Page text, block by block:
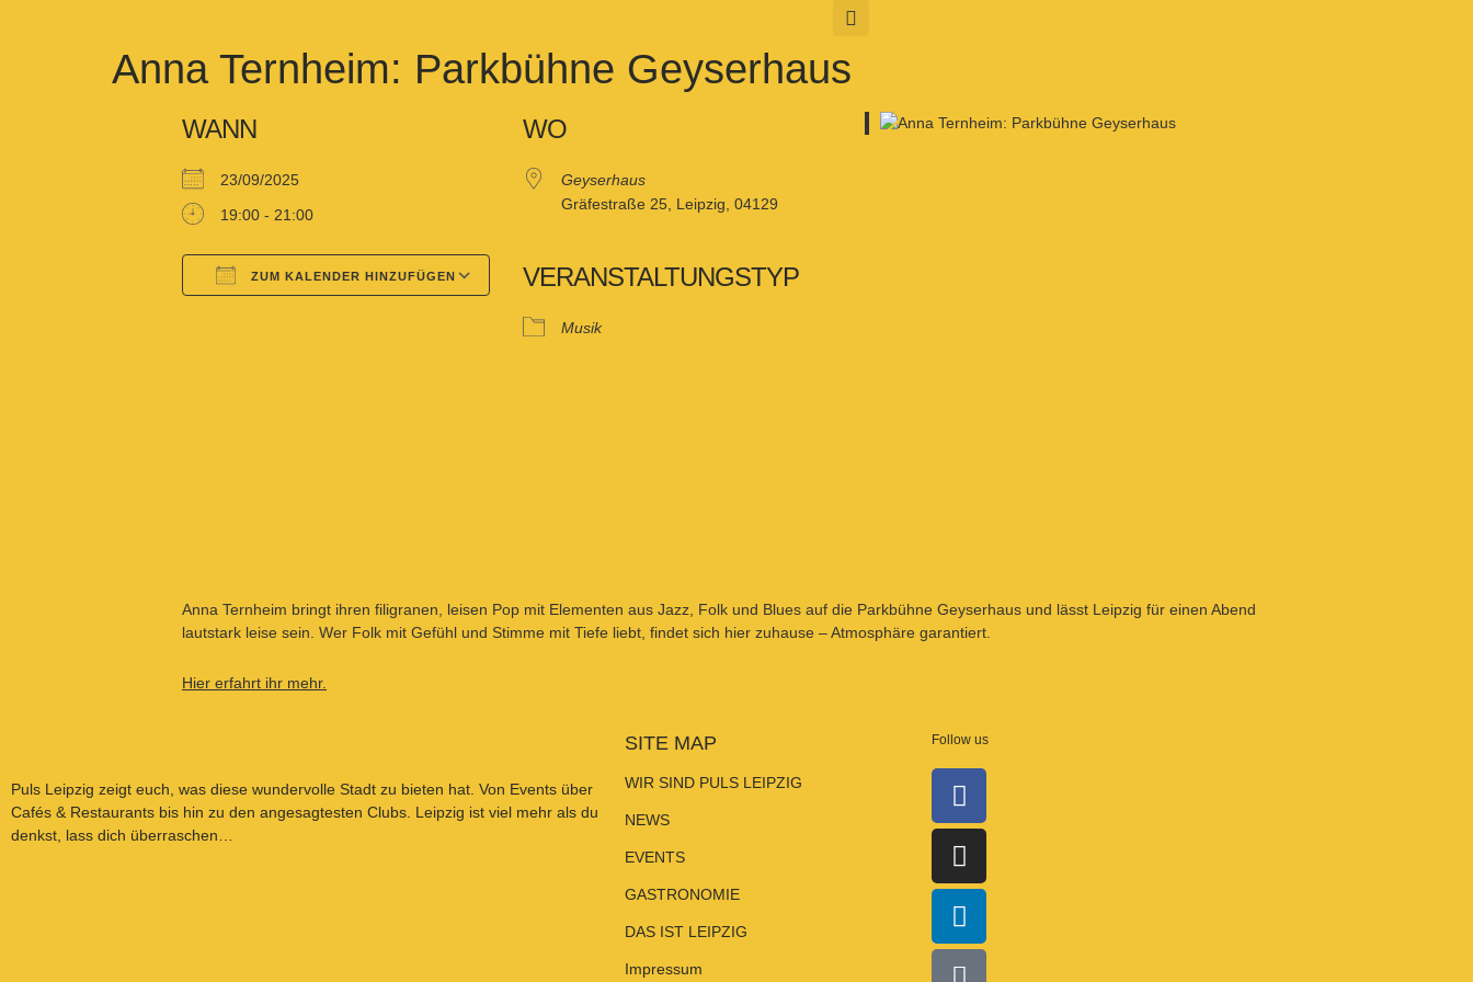
Anna Ternheim: Parkbühne Geyserhaus
WANN
23/09/2025
19:00 - 21:00
ZUM KALENDER HINZUFÜGEN
WO
Geyserhaus
Gräfestraße 25, Leipzig, 04129
VERANSTALTUNGSTYP
Musik
Anna Ternheim bringt ihren filigranen, leisen Pop mit Elementen aus Jazz, Folk und Blues auf die Parkbühne Geyserhaus und lässt Leipzig für einen Abend
lautstark leise sein. Wer Folk mit Gefühl und Stimme mit Tiefe liebt, findet sich hier zuhause – Atmosphäre garantiert.
Hier erfahrt ihr mehr.
Puls Leipzig zeigt euch, was diese wundervolle Stadt zu bieten hat. Von Events über
Cafés & Restaurants bis hin zu den angesagtesten Clubs . Leipzig ist viel mehr als du
denkst, lass dich überraschen…
SITE MAP
WIR SIND PULS LEIPZIG
NEWS
EVENTS
GASTRONOMIE
DAS IST LEIPZIG
Impressum
Follow us